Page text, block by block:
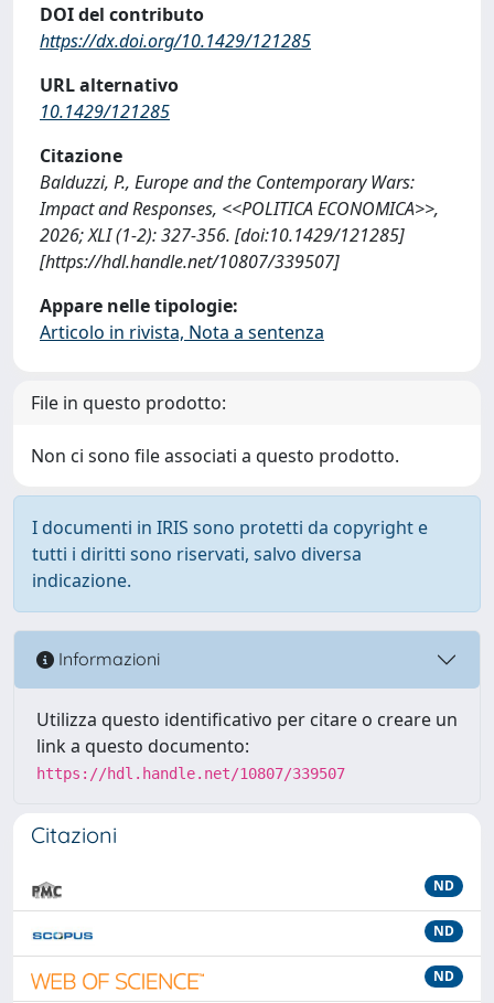
DOI del contributo
https://dx.doi.org/10.1429/121285
URL alternativo
10.1429/121285
Citazione
Balduzzi, P., Europe and the Contemporary Wars:
Impact and Responses, <<POLITICA ECONOMICA>>,
2026; XLI (1-2): 327-356. [doi:10.1429/121285]
[https://hdl.handle.net/10807/339507]
Appare nelle tipologie:
Articolo in rivista, Nota a sentenza
File in questo prodotto:
Non ci sono file associati a questo prodotto.
I documenti in IRIS sono protetti da copyright e
tutti i diritti sono riservati, salvo diversa
indicazione.
Informazioni
Utilizza questo identificativo per citare o creare un
link a questo documento:
https://hdl.handle.net/10807/339507
Citazioni
ND
ND
ND